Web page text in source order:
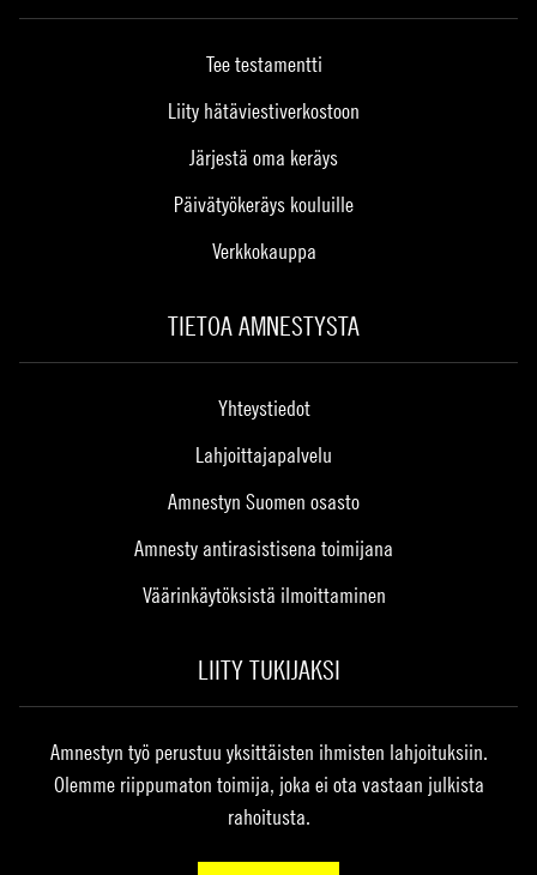
Tee testamentti
Liity hätäviestiverkostoon
Järjestä oma keräys
Päivätyökeräys kouluille
Verkkokauppa
TIETOA AMNESTYSTA
Yhteystiedot
Lahjoittajapalvelu
Amnestyn Suomen osasto
Amnesty antirasistisena toimijana
Väärinkäytöksistä ilmoittaminen
LIITY TUKIJAKSI
Amnestyn työ perustuu yksittäisten ihmisten lahjoituksiin.
Olemme riippumaton toimija, joka ei ota vastaan julkista
rahoitusta.